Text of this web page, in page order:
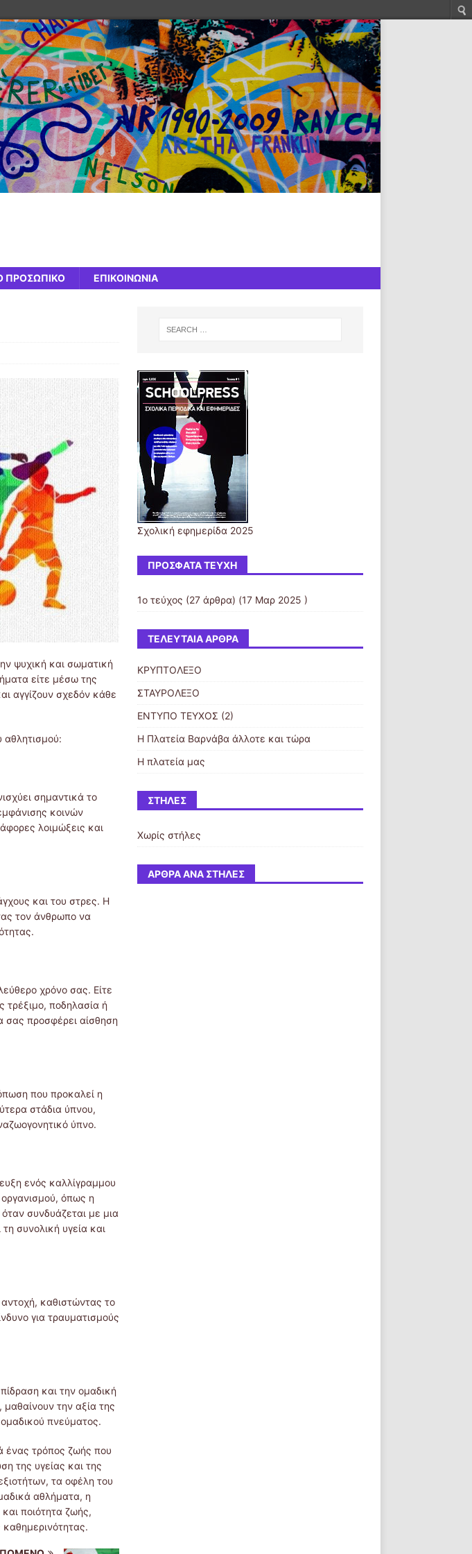
ΠΡΟΣΩΠΙΚΟ ΕΠΙΚΟΙΝΩΝΙΑ
ψυχική και σωματική
είτε μέσω της
αγγίζουν σχεδόν κάθε
αθλητισμού:
σημαντικά το
κοινών
λοιμώξεις και
και του στρες. Η
τον άνθρωπο να
χρόνο σας. Είτε
τρέξιμο, ποδηλασία ή
προσφέρει αίσθηση
που προκαλεί η
στάδια ύπνου,
ύπνο.
ενός καλλίγραμμου
όπως η
συνδυάζεται με μια
συνολική υγεία και
καθιστώντας το
για τραυματισμούς
και την ομαδική
την αξία της
πνεύματος.
ένας τρόπος ζωής που
της υγείας και της
τα οφέλη του
αθλήματα, η
ποιότητα ζωής,
Σχολική εφημερίδα 2025
ΠΡΌΣΦΑΤΑ ΤΕΎΧΗ
1ο τεύχος (27 άρθρα) (17 Μαρ 2025 )
ΤΕΛΕΥΤΑΊΑ ΆΡΘΡΑ
ΚΡΥΠΤΟΛΕΞΟ
ΣΤΑΥΡΟΛΕΞΟ
ΕΝΤΥΠΟ ΤΕΥΧΟΣ (2)
Η Πλατεία Βαρνάβα άλλοτε και τώρα
Η πλατεία μας
ΣΤΉΛΕΣ
Χωρίς στήλες
ΆΡΘΡΑ ΑΝΆ ΣΤΉΛΕΣ